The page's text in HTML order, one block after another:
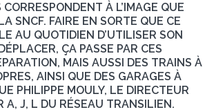
À L’IMAGE QUE
SNCF. FAIRE EN SORTE QUE CE
AU QUOTIDIEN D’UTILISER SON
ÇA PASSE PAR CES
MAIS AUSSI DES TRAINS À
AINSI QUE DES GARAGES À
PHILIPPE MOULY, LE DIRECTEUR
A, J, L DU RÉSEAU TRANSILIEN.